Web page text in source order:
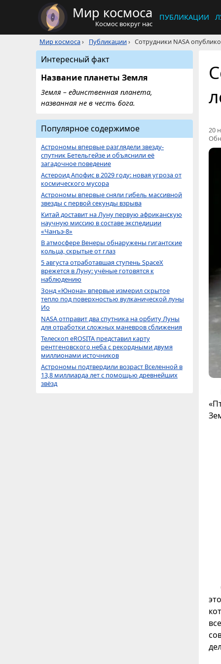
Мир космоса
Космос вокруг нас
ПУБЛИКАЦИИ
Мир космоса› Публикации› Сотрудники NASA
20
Интересный факт
Название планеты Земля
Земля – единственная планета,
названная не в честь бога.
Популярное содержимое
Астрономы впервые разглядели звезду-
спутник Бетельгейзе и объяснили её
загадочное поведение
Астероид Апофис в 2029 году: новая угроза от
космического мусора
Астрономы впервые сняли гибель массивной
звезды с первой секунды взрыва
Китай доставит на Луну первую африканскую
научную миссию в составе экспедиции
«Чанъэ-8»
В атмосфере Венеры обнаружены гигантские
кольца, скрытые от глаз
5 августа отработавшая ступень SpaceX
врежется в Луну: учёные готовятся к
наблюдению
Зонд «Юнона» впервые измерил скрытое
тепло под поверхностью вулканической луны
Ио
NASA отправит два спутника на орбиту Луны
для отработки сложных маневров сближения
Телескоп eROSITA представил карту
рентгеновского неба с рекордными двумя
миллионами источников
Астрономы подтвердили возраст Вселенной в
13,8 миллиарда лет с помощью древнейших
звёзд